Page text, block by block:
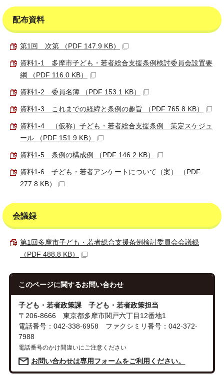
配布資料
第1回 次第 （PDF 147.9 KB）
資料1-1 多摩市子ども・若者総合支援条例検討委員会設置要
綱 （PDF 116.0 KB）
資料1-2 委員名簿 （PDF 153.1 KB）
資料1-3 これまでの経緯と条例の趣旨 （PDF 765.8 KB）
資料1-4 （仮称）子ども・若者総合支援条例 策定スケジュ
ール （PDF 151.9 KB）
資料1-5 条例の構成例 （PDF 146.2 KB）
資料1-6 子ども・若者アンケートについて（案） （PDF
277.8 KB）
会議録
第1回多摩市子ども・若者総合支援条例検討委員会会議録
（PDF 488.8 KB）
このページに関するお問い合わせ
子ども・若者政策課 子ども・若者政策担当
〒206-8666 東京都多摩市関戸六丁目12番地1
電話番号：042-338-6958 ファクシミリ番号：042-372-
7988
電話番号のかけ間違いにご注意ください
お問い合わせは専用フォームをご利用ください。